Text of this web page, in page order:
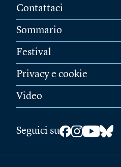
Contattaci
Sommario
Festival
Privacy e cookie
Video
Seguici su